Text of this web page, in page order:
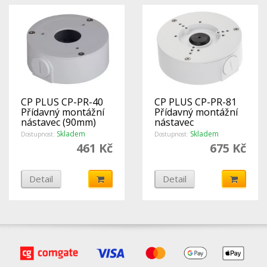
CP PLUS CP-PR-40
Přídavný montážní
nástavec (90mm)
Dostupnost: Skladem
461 Kč
Detail
CP PLUS CP-PR-81
Přídavný montážní
nástavec
Dostupnost: Skladem
675 Kč
Detail